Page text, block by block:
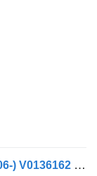
Cilindru hidraulic Polartechnik b7r (01.06-) V0136162 pentru autobuz Volvo B7, B8, B9, B12 bus (2005-)